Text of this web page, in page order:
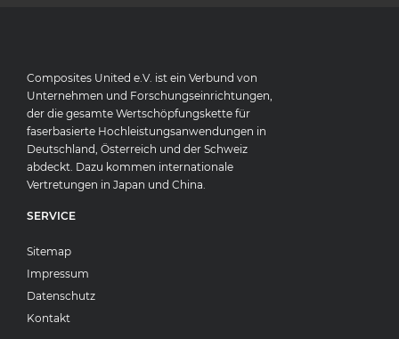
Composites United e.V. ist ein Verbund von
Unternehmen und Forschungseinrichtungen,
der die gesamte Wertschöpfungskette für
faserbasierte Hochleistungsanwendungen in
Deutschland, Österreich und der Schweiz
abdeckt. Dazu kommen internationale
Vertretungen in Japan und China.
SERVICE
Sitemap
Impressum
Datenschutz
Kontakt